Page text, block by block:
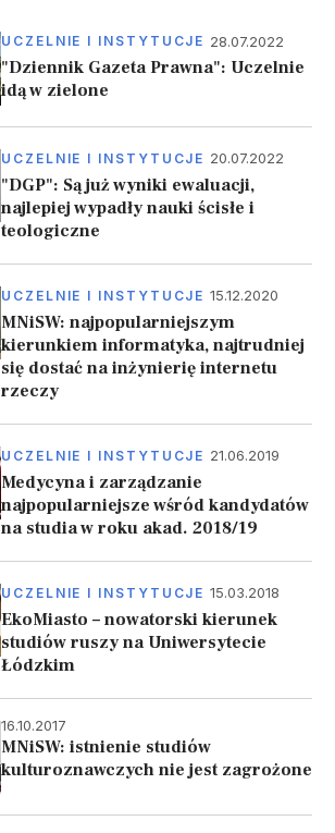
UCZELNIE I INSTYTUCJE 28.07.2022
"Dziennik Gazeta Prawna": Uczelnie
idą w zielone
UCZELNIE I INSTYTUCJE 20.07.2022
"DGP": Są już wyniki ewaluacji,
najlepiej wypadły nauki ścisłe i
teologiczne
UCZELNIE I INSTYTUCJE 15.12.2020
MNiSW: najpopularniejszym
kierunkiem informatyka, najtrudniej
się dostać na inżynierię internetu
rzeczy
UCZELNIE I INSTYTUCJE 21.06.2019
Medycyna i zarządzanie
najpopularniejsze wśród kandydatów
na studia w roku akad. 2018/19
UCZELNIE I INSTYTUCJE 15.03.2018
EkoMiasto – nowatorski kierunek
studiów ruszy na Uniwersytecie
Łódzkim
16.10.2017
MNiSW: istnienie studiów
kulturoznawczych nie jest zagrożone